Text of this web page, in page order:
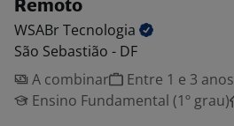
Remoto
WSABrTecnologia
São Sebastião - DF
A combinar
Entre 1 e 3 anos
Ensino Fundamental (1º grau)